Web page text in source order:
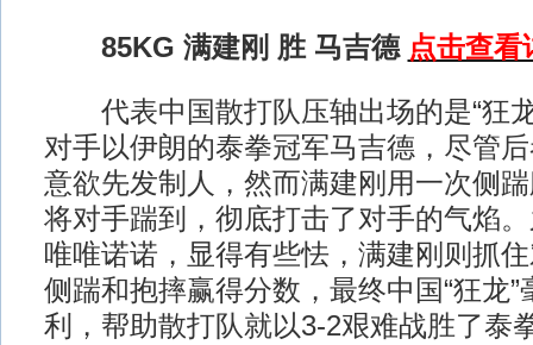
85KG 满建刚 胜 马吉德 点击查看
代表中国散打队压轴出场的是“狂
对手以伊朗的泰拳冠军马吉德，尽管
意欲先发制人，然而满建刚用一次侧
将对手踹到，彻底打击了对手的气焰
唯唯诺诺，显得有些怯，满建刚则抓
侧踹和抱摔赢得分数，最终中国“狂龙
利，帮助散打队就以3-2艰难战胜了泰